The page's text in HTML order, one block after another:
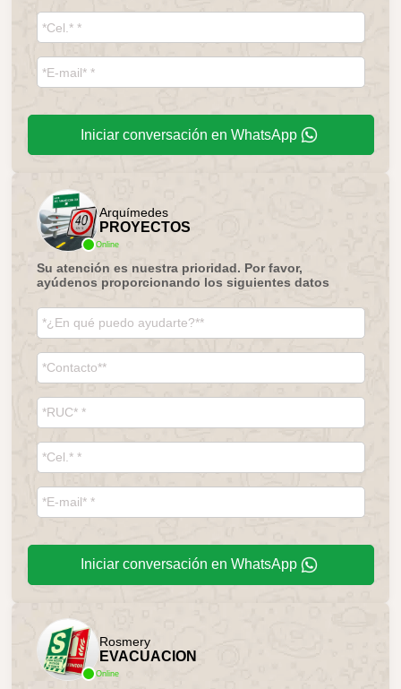
Iniciar conversación en WhatsApp
Online
Arquímedes
PROYECTOS
Su atención es nuestra prioridad. Por favor,
ayúdenos proporcionando los siguientes datos
Iniciar conversación en WhatsApp
Online
Rosmery
EVACUACION